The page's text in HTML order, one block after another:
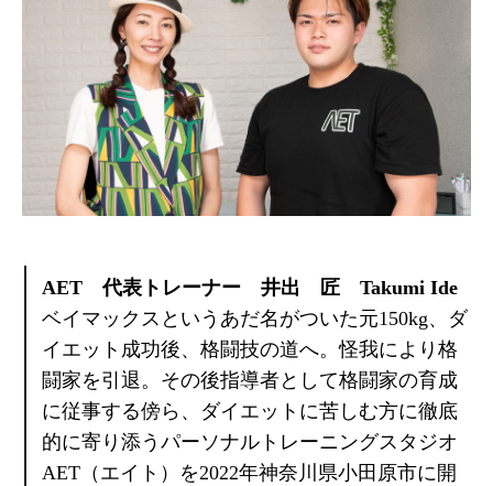
AET 代表トレーナー 井出 匠 Takumi Ide
ベイマックスというあだ名がついた元150kg、ダ
イエット成功後、格闘技の道へ。怪我により格
闘家を引退。その後指導者として格闘家の育成
に従事する傍ら、ダイエットに苦しむ方に徹底
的に寄り添うパーソナルトレーニングスタジオ
AET（エイト）を2022年神奈川県小田原市に開